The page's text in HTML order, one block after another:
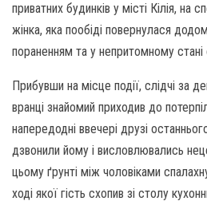
приватних будинків у місті Кілія, на
жінка, яка пообіді повернулася
пораненням та у непритомному стані
Прибувши на місце події, слідчі за
вранці знайомий приходив до
напередодні ввечері друзі
дзвонили йому і висловлювались
цьому ґрунті між чоловіками
ході якої гість схопив зі столу